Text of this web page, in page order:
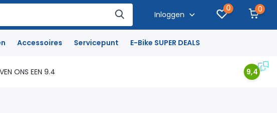
Inloggen
0 0
Accessoires Servicepunt E-Bike SUPER DEALS
ONS EEN 9.4 9,4